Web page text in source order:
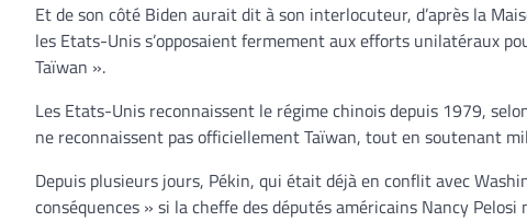
Et de son côté Biden aurait dit à son interlocuteur, d’après la
les Etats-Unis s’opposaient fermement aux efforts unilatéraux
Taïwan ».
Les Etats-Unis reconnaissent le régime chinois depuis 1979,
ne reconnaissent pas officiellement Taïwan, tout en soutenant
Depuis plusieurs jours, Pékin, qui était déjà en conflit avec
conséquences » si la cheffe des députés américains Nancy